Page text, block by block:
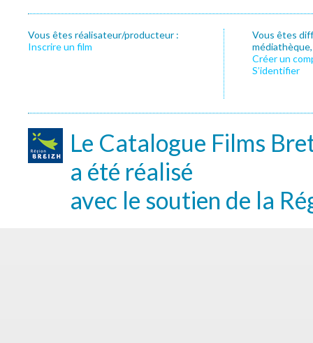
Vous êtes réalisateur/producteur :
Inscrire un film
Vous êtes
Créer un
S’identifier
Le Catalogue Films
a été réalisé
avec le soutien de la